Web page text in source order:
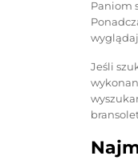
Paniom
Jeśli